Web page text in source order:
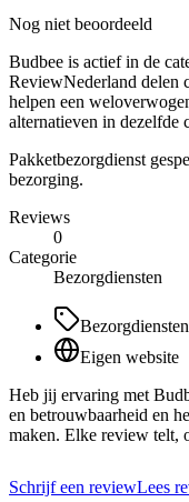
Nog niet beoordeeld
Budbee is actief in de
ReviewNederland delen
helpen een
alternatieven in dezelfde
Pakketbezorgdienst
bezorging.
Reviews
0
Categorie
Bezorgdiensten
Bezorgdiensten
Eigen website
Heb jij ervaring met
en betrouwbaarheid en
maken. Elke review telt,
Schrijf een reviewLees